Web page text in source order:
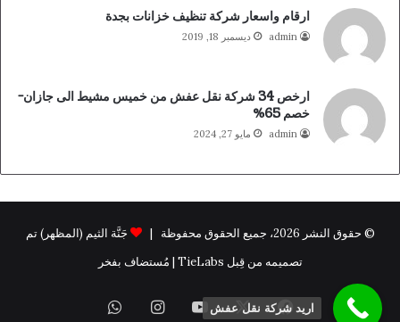
ارقام واسعار شركة تنظيف خزانات بجدة
admin ديسمبر 18, 2019
ارخص 34 شركة نقل عفش من خميس مشيط الى جازان-
خصم 65%
admin مايو 27, 2024
© حقوق النشر 2026، جميع الحقوق محفوظة |
جَنَّة الثيم (المظهر) تم
تصميمه من قِبل TieLabs | مُستضاف بفخر
فيسبوك
X يوتيوبانستقرامواتساب اريد شركة نقل عفش